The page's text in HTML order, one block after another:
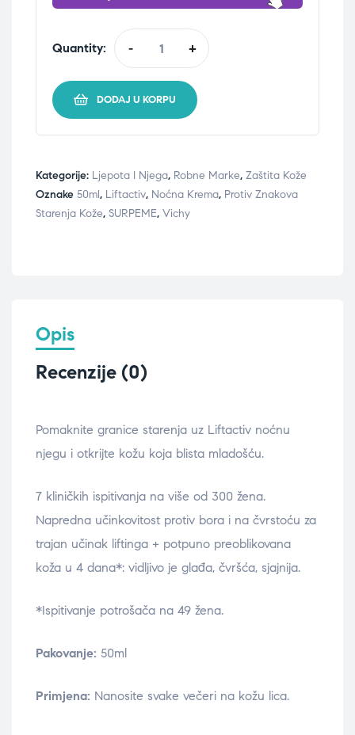
Quantity: - +
DODAJ U KORPU
Kategorije: Ljepota I Njega, Robne Marke, Zaštita Kože
Oznake 50ml, Liftactiv, Noćna Krema, Protiv Znakova
Starenja Kože, SURPEME, Vichy
Opis
Recenzije (0)
Pomaknite granice starenja uz Liftactiv noćnu
njegu i otkrijte kožu koja blista mladošću.
7 kliničkih ispitivanja na više od 300 žena.
Napredna učinkovitost protiv bora i na čvrstoću za
trajan učinak liftinga + potpuno preoblikovana
koža u 4 dana*: vidljivo je glađa, čvršća, sjajnija.
*Ispitivanje potrošača na 49 žena.
Pakovanje: 50ml
Primjena: Nanosite svake večeri na kožu lica.